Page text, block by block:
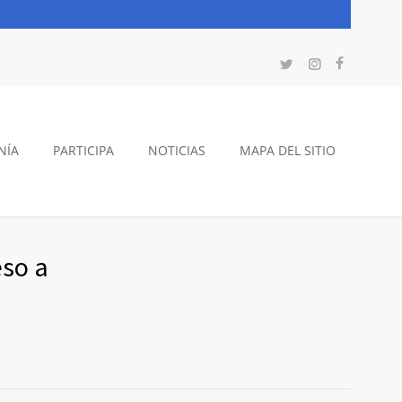
PARTICIPA NOTICIAS MAPA DEL SITIO
a